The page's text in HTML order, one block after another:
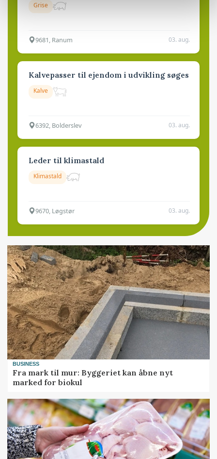
Grise
9681, Ranum 03. aug.
Kalvepasser til ejendom i udvikling søges
Kalve
6392, Bolderslev 03. aug.
Leder til klimastald
Klimastald
9670, Løgstør 03. aug.
BUSINESS
Fra mark til mur: Byggeriet kan åbne nyt
marked for biokul